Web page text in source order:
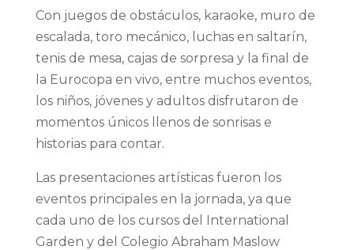
Con juegos de obstáculos, karaoke, muro de
escalada, toro mecánico, luchas en saltarín,
tenis de mesa, cajas de sorpresa y la final de
la Eurocopa en vivo, entre muchos eventos,
los niños, jóvenes y adultos disfrutaron de
momentos únicos llenos de sonrisas e
historias para contar.
Las presentaciones artísticas fueron los
eventos principales en la jornada, ya que
cada uno de los cursos del International
Garden y del Colegio Abraham Maslow